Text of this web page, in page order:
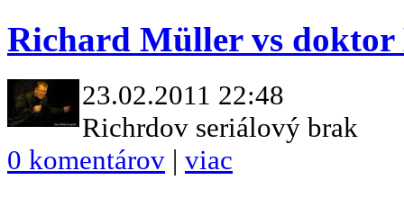
Richard Müller vs doktor
23.02.2011 22:48
Richrdov seriálový brak
0 komentárov | viac